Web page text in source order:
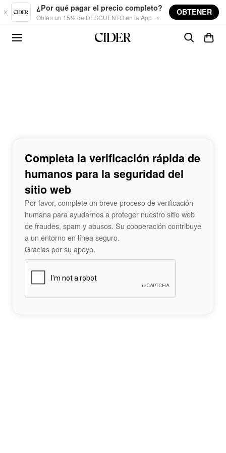
Skip to main content
¿Por qué pagar el precio completo?
Obtén un 15% de DESCUENTO en la App →
OBTENER
Completa la verificación rápida de
humanos para la seguridad del
sitio web
Por favor, complete un breve proceso de verificación
humana para ayudarnos a proteger nuestro sitio web
de fraudes, spam y abusos. Su cooperación contribuye
a un entorno en línea seguro.
Gracias por su apoyo.